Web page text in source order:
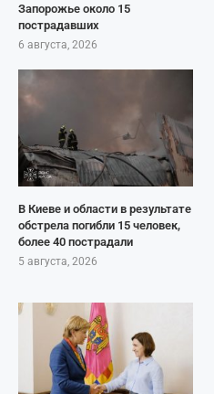
Запорожье около 15
пострадавших
6 августа, 2026
В Киеве и области в результате
обстрела погибли 15 человек,
более 40 пострадали
5 августа, 2026